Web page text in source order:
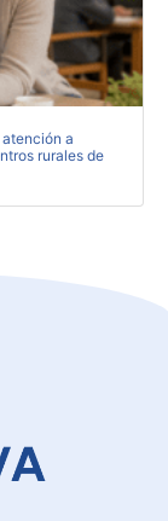
a
rurales de